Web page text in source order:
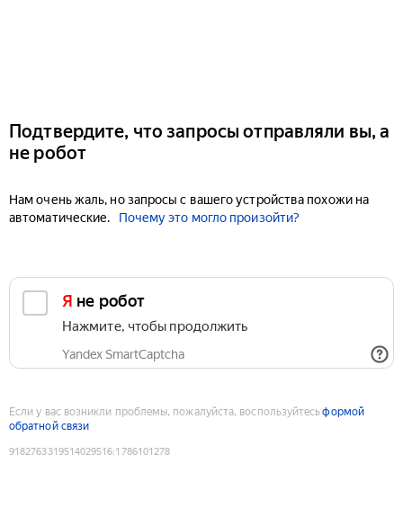
Подтвердите, что запросы отправляли вы, а
не робот
Нам очень жаль, но запросы с вашего устройства похожи на
автоматические.
Почему это могло произойти?
Я не робот
Нажмите, чтобы продолжить
Yandex SmartCaptcha
Если у вас возникли проблемы, пожалуйста, воспользуйтесьформой
обратной связи
9182763319514029516:1786101278